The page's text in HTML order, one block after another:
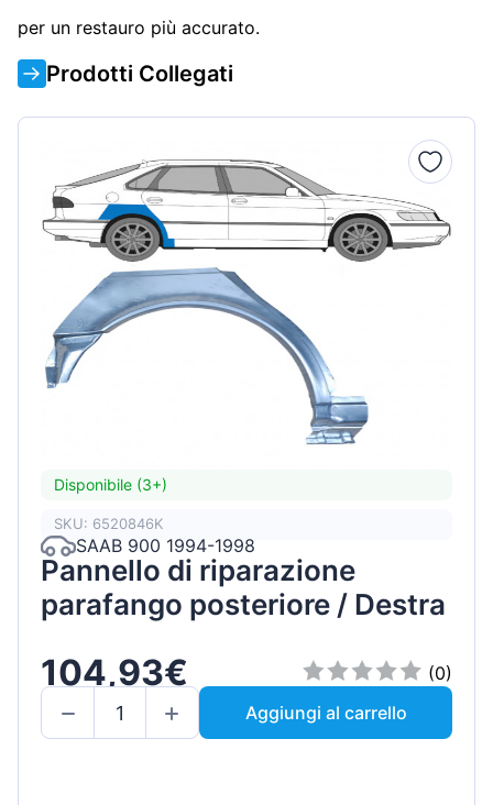
per un restauro più accurato.
Prodotti Collegati
Disponibile (3+)
SKU: 6520846K
SAAB 900 1994-1998
Pannello di riparazione
parafango posteriore / Destra
104,93€
(0)
Aggiungi al carrello